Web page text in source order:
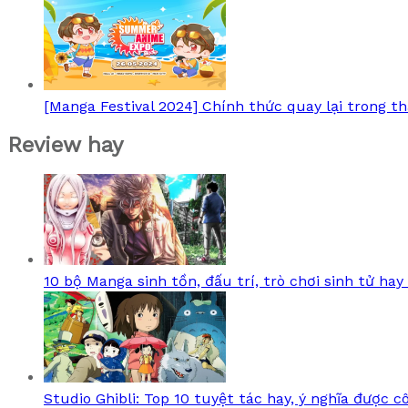
[Manga Festival 2024] Chính thức quay lại trong
Review hay
10 bộ Manga sinh tồn, đấu trí, trò chơi sinh tử hay
Studio Ghibli: Top 10 tuyệt tác hay, ý nghĩa được